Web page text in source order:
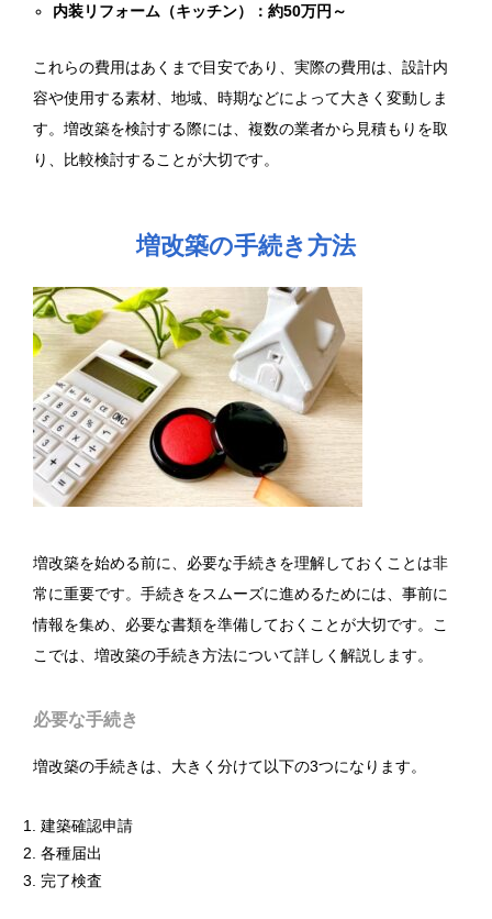
内装リフォーム（キッチン）：約50万円～
これらの費用はあくまで目安であり、実際の費用は、設計内
容や使用する素材、地域、時期などによって大きく変動しま
す。増改築を検討する際には、複数の業者から見積もりを取
り、比較検討することが大切です。
増改築の手続き方法
増改築を始める前に、必要な手続きを理解しておくことは非
常に重要です。手続きをスムーズに進めるためには、事前に
情報を集め、必要な書類を準備しておくことが大切です。こ
こでは、増改築の手続き方法について詳しく解説します。
必要な手続き
増改築の手続きは、大きく分けて以下の3つになります。
建築確認申請
各種届出
完了検査